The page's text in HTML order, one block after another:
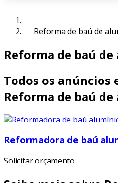
Reforma de baú de
Reforma de baú
Todos os anúncios
Reforma de baú
Reformadora de baú
Solicitar orçamento